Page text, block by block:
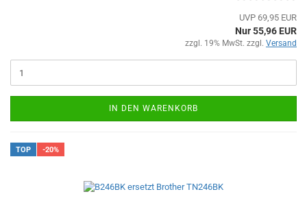
UVP 69,95 EUR
Nur 55,96 EUR
zzgl. 19% MwSt. zzgl. Versand
IN DEN WARENKORB
TOP -20%